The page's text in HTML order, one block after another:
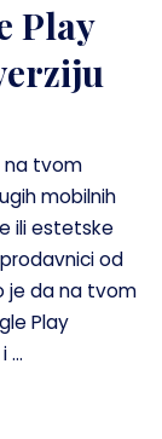
Play
na tvom
mobilnih
ili estetske
od
je da na tvom
Play
…